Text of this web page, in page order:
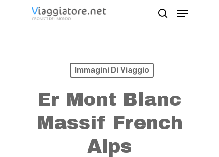
Menu
Immagini Di Viaggio
Er Mont Blanc
Massif French
Alps